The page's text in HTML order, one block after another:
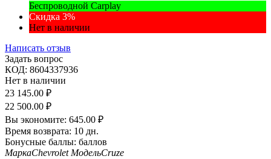
Беспроводной Carplay
Скидка 3%
Нет в наличии
Написать отзыв
Задать вопрос
КОД: 8604337936
Нет в наличии
23 145.00 ₽
22 500.00 ₽
Вы экономите: 645.00 ₽
Время возврата: 10 дн.
Бонусные баллы: баллов
МаркаChevrolet МодельCruze